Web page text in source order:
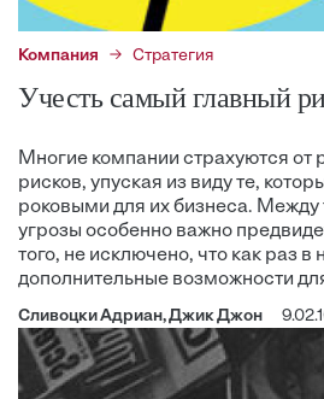
Компания Стратегия
Учесть самый главный
Многие компании страхуются от
рисков, упуская из виду те,
роковыми для их бизнеса. Между
угрозы особенно важно
того, не исключено, что как раз в
дополнительные возможности
Сливоцки Адриан, Джик Джон